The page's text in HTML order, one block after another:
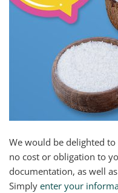
We would be delighted
no cost or obligation to
documentation, as well
Simply enter your